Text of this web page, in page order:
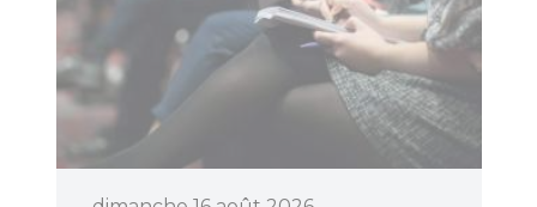
Art et culture